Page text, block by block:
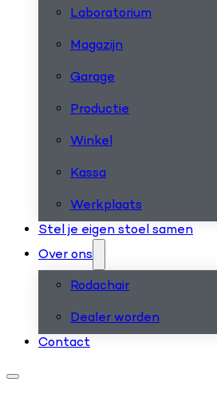
Laboratorium
Magazijn
Garage
Productie
Winkel
Kassa
Werkplaats
Stel je eigen stoel samen
Over ons
Rodachair
Dealer worden
Contact